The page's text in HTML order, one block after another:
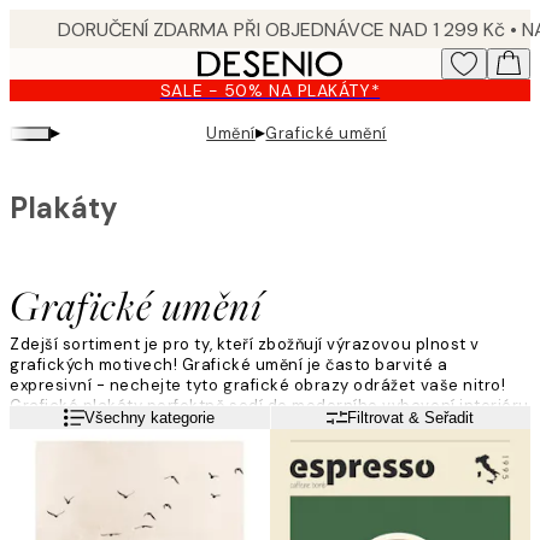
content.
SALE - 50% NA PLAKÁTY*
▸ Umění▸Grafické umění
Grafické umění
Plakáty
Zdejší sortiment je pro ty, kteří zbožňují výrazovou plnost v
grafických motivech! Grafické umění je často barvité a
expresivní - nechejte tyto grafické obrazy odrážet vaše nitro!
Grafické plakáty perfektně sedí do moderního vybavení interiéru
a mohou být výhodně zkombinovány s textovými obrazy nebo
fotografickým uměním, hranici tvoří jen vlastní fantazie.
Přečtěte si víceVšechny kategorie Filtrovat & Seřadit